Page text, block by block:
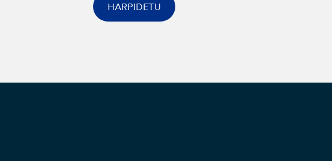
HARPIDETU